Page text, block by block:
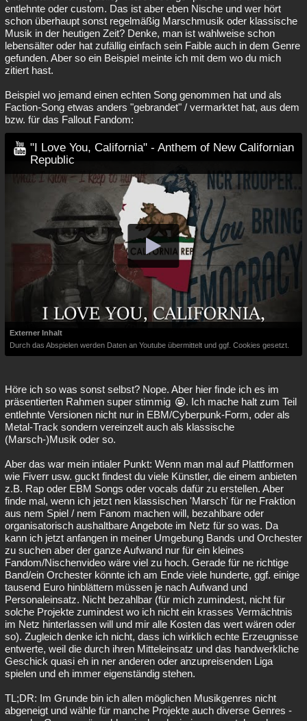
entlehnte oder custom. Das ist aber eben Nische und wer hört
schon überhaupt sonst regelmäßig Marschmusik oder klassische
Musik in der heutigen Zeit? Denke, man ist wahlweise schon
lebensälter oder hat zufällig einfach sein Faible auch in dem Genre
gefunden. Aber so ein Beispiel meinte ich mit dem wo du mich
zitiert hast.
Beispiel wo jemand einen echten Song genommen hat und als
Faction-Song etwas anders "gebrandet" / vermarktet hat, aus dem
bzw. für das Fallout Fandom:
"I Love You, California" - Anthem of New Californian
Republic
Externer Inhalt
Durch das Abspielen werden Daten an Youtube übermittelt und ggf. Cookies gesetzt.
Höre ich so was sonst selbst? Nope. Aber hier finde ich es im
präsentierten Rahmen super stimmig
. Ich mache halt zum Teil
entlehnte Versionen nicht nur in EBM/Cyberpunk-Form, oder als
Metal-Track sondern vereinzelt auch als klassische
(Marsch-)Musik oder so.
Aber das war mein intialer Punkt: Wenn man mal auf Plattformen
wie Fiverr usw. guckt findest du viele Künstler, die einem anbieten
z.B. Rap oder EBM Songs oder vocals dafür zu erstellen. Aber
finde mal, wenn ich jetzt nen klassischen 'Marsch' für ne Fraktion
aus nem Spiel / nem Fanom machen will, bezahlbare oder
organisatorisch aushaltbare Angebote im Netz für so was. Da
kann ich jetzt anfangen in meiner Umgebung Bands und Orchester
zu suchen aber der ganze Aufwand nur für ein kleines
Fandom/Nischenvideo wäre viel zu hoch. Gerade für ne richtige
Band/ein Orchester könnte ich am Ende viele hunderte, ggf. einige
tausend Euro hinblättern müssen je nach Aufwand und
Personaleinsatz. Nicht bezahlbar (für mich zumindest, nicht für
solche Projekte zumindest wo ich nicht ein krasses Vermächtnis
im Netz hinterlassen will und mir alle Kosten das wert wären oder
so). Zugleich denke ich nicht, dass ich wirklich echte Erzeugnisse
entwerte, weil die durch ihren Mitteleinsatz und das handwerkliche
Geschick quasi eh in ner anderen oder anzupreisenden Liga
spielen und eh immer eigenständig stehen.
TL;DR: Im Grunde bin ich allen möglichen Musikgenres nicht
abgeneigt und wähle für manche Projekte auch diverse Genres -